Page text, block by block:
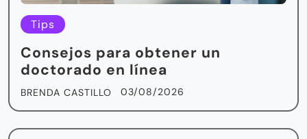
Tips
Consejos para obtener un
doctorado en línea
BRENDA CASTILLO 03/08/2026